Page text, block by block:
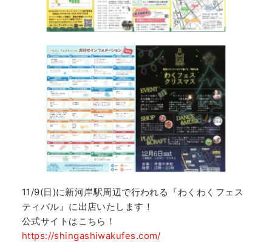
11/9(日)に新河岸駅周辺で行われる『わくわくフェス
ティバル』に出店いたします！
公式サイトはこちら！
https://shingashiwakufes.com/